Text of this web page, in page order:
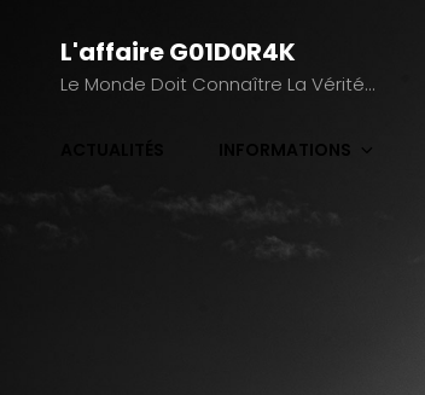
L'affaire G01D0R4K
Le Monde Doit Connaître La Vérité…
INFORMATIONS